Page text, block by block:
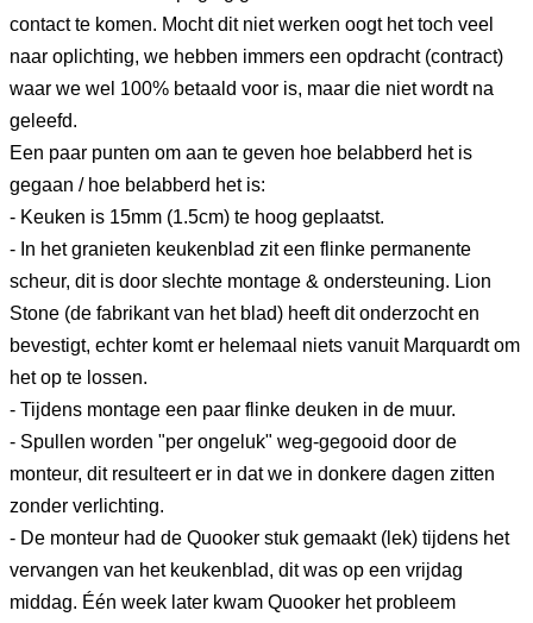
contact te komen. Mocht dit niet werken oogt het toch veel
naar oplichting, we hebben immers een opdracht (contract)
waar we wel 100% betaald voor is, maar die niet wordt na
geleefd.
Een paar punten om aan te geven hoe belabberd het is
gegaan / hoe belabberd het is:
- Keuken is 15mm (1.5cm) te hoog geplaatst.
- In het granieten keukenblad zit een flinke permanente
scheur, dit is door slechte montage & ondersteuning. Lion
Stone (de fabrikant van het blad) heeft dit onderzocht en
bevestigt, echter komt er helemaal niets vanuit Marquardt om
het op te lossen.
- Tijdens montage een paar flinke deuken in de muur.
- Spullen worden "per ongeluk" weg-gegooid door de
monteur, dit resulteert er in dat we in donkere dagen zitten
zonder verlichting.
- De monteur had de Quooker stuk gemaakt (lek) tijdens het
vervangen van het keukenblad, dit was op een vrijdag
middag. Één week later kwam Quooker het probleem